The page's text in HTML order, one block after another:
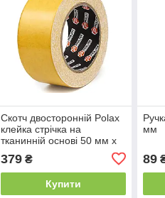
Скотч двосторонній Polax
клейка стрічка на
тканинній основі 50 мм х
379₴
Купити
мм
89